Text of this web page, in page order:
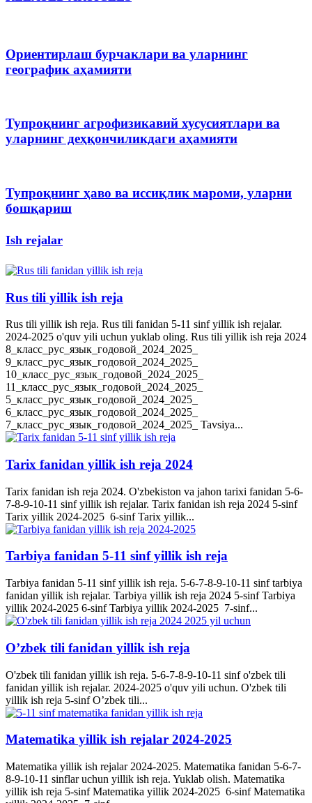
Ориентирлаш бурчаклари ва уларнинг
географик аҳамияти
Тупроқнинг агрофизикавий хусусиятлари ва
уларнинг деҳқончиликдаги аҳамияти
Тупроқнинг ҳаво ва иссиқлик мароми, уларни
бошқариш
Ish rejalar
Rus tili yillik ish reja
Rus tili yillik ish reja. Rus tili fanidan 5-11 sinf yillik ish rejalar.
2024-2025 o'quv yili uchun yuklab oling. Rus tili yillik ish reja 2024
8_класс_рус_язык_годовой_2024_2025_
9_класс_рус_язык_годовой_2024_2025_
10_класс_рус_язык_годовой_2024_2025_
11_класс_рус_язык_годовой_2024_2025_
5_класс_рус_язык_годовой_2024_2025_
6_класс_рус_язык_годовой_2024_2025_
7_класс_рус_язык_годовой_2024_2025_ Tavsiya...
Tarix fanidan yillik ish reja 2024
Tarix fanidan ish reja 2024. O'zbekiston va jahon tarixi fanidan 5-6-
7-8-9-10-11 sinf yillik ish rejalar. Tarix fanidan ish reja 2024 5-sinf
Tarix yillik 2024-2025 6-sinf Tarix yillik...
Tarbiya fanidan 5-11 sinf yillik ish reja
Tarbiya fanidan 5-11 sinf yillik ish reja. 5-6-7-8-9-10-11 sinf tarbiya
fanidan yillik ish rejalar. Tarbiya yillik ish reja 2024 5-sinf Tarbiya
yillik 2024-2025 6-sinf Tarbiya yillik 2024-2025 7-sinf...
O’zbek tili fanidan yillik ish reja
O'zbek tili fanidan yillik ish reja. 5-6-7-8-9-10-11 sinf o'zbek tili
fanidan yillik ish rejalar. 2024-2025 o'quv yili uchun. O'zbek tili
yillik ish reja 5-sinf O’zbek tili...
Matematika yillik ish rejalar 2024-2025
Matematika yillik ish rejalar 2024-2025. Matematika fanidan 5-6-7-
8-9-10-11 sinflar uchun yillik ish reja. Yuklab olish. Matematika
yillik ish reja 5-sinf Matematika yillik 2024-2025 6-sinf Matematika